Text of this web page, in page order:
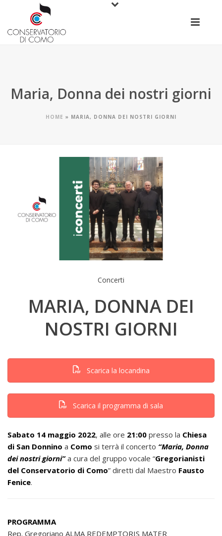
Maria, Donna dei nostri giorni
HOME » MARIA, DONNA DEI NOSTRI GIORNI
Concerti
MARIA, DONNA DEI
NOSTRI GIORNI
Scarica la locandina
Scarica il programma di sala
Sabato 14 maggio 2022, alle ore 21:00 presso la Chiesa
di San Donnino a Como si terrà il concerto “Maria, Donna
dei nostri giorni”a cura del gruppo vocale “Gregorianisti
del Conservatorio di Como” diretti dal Maestro Fausto
Fenice.
PROGRAMMA
Rep. Gregoriano ALMA REDEMPTORIS MATER